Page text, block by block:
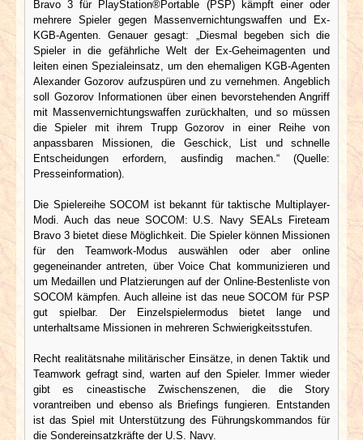
Bravo 3 für PlayStation®Portable (PSP) kämpft einer oder
mehrere Spieler gegen Massenvernichtungswaffen und Ex-
KGB-Agenten. Genauer gesagt: „Diesmal begeben sich die
Spieler in die gefährliche Welt der Ex-Geheimagenten und
leiten einen Spezialeinsatz, um den ehemaligen KGB-Agenten
Alexander Gozorov aufzuspüren und zu vernehmen. Angeblich
soll Gozorov Informationen über einen bevorstehenden Angriff
mit Massenvernichtungswaffen zurückhalten, und so müssen
die Spieler mit ihrem Trupp Gozorov in einer Reihe von
anpassbaren Missionen, die Geschick, List und schnelle
Entscheidungen erfordern, ausfindig machen.“ (Quelle:
Presseinformation).
Die Spielereihe SOCOM ist bekannt für taktische Multiplayer-
Modi. Auch das neue SOCOM: U.S. Navy SEALs Fireteam
Bravo 3 bietet diese Möglichkeit. Die Spieler können Missionen
für den Teamwork-Modus auswählen oder aber online
gegeneinander antreten, über Voice Chat kommunizieren und
um Medaillen und Platzierungen auf der Online-Bestenliste von
SOCOM kämpfen. Auch alleine ist das neue SOCOM für PSP
gut spielbar. Der Einzelspielermodus bietet lange und
unterhaltsame Missionen in mehreren Schwierigkeitsstufen.
Recht realitätsnahe militärischer Einsätze, in denen Taktik und
Teamwork gefragt sind, warten auf den Spieler. Immer wieder
gibt es cineastische Zwischenszenen, die die Story
vorantreiben und ebenso als Briefings fungieren. Entstanden
ist das Spiel mit Unterstützung des Führungskommandos für
die Sondereinsatzkräfte der U.S. Navy.